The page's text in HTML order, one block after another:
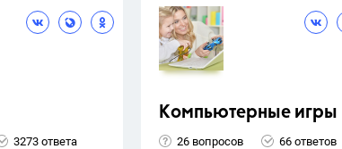
3273 ответа
Компьютерные игры
26 вопросов 66 ответов